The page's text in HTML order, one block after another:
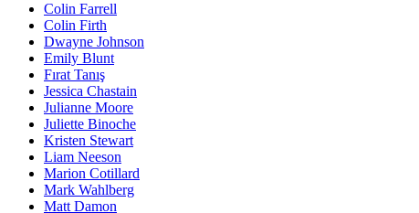
Colin Farrell
Colin Firth
Dwayne Johnson
Emily Blunt
Fırat Tanış
Jessica Chastain
Julianne Moore
Juliette Binoche
Kristen Stewart
Liam Neeson
Marion Cotillard
Mark Wahlberg
Matt Damon